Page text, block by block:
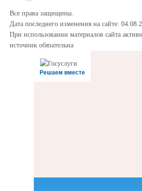
Все права защищены.
Дата последнего изменения на сайте:
При использовании материалов сайта
источник обязательна
Решаем вместе